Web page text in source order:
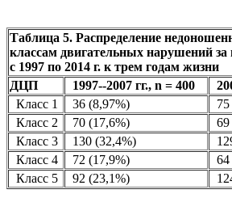
Таблица 5. Распределение
классам двигательных нарушений за
с 1997 по 2014 г. к трем годам жизни
ДЦП
1997--2007 гг., n = 400
Класс 1
36 (8,97%)
Класс 2
70 (17,6%)
69
Класс 3
130 (32,4%)
Класс 4
72 (17,9%)
64
Класс 5
92 (23,1%)